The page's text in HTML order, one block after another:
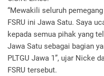
“Mewakili seluruh
FSRU ini Jawa Satu. Saya
kepada semua pihak yang
Jawa Satu sebagai bagian
PLTGU Jawa 1”, ujar Nicke
FSRU tersebut.